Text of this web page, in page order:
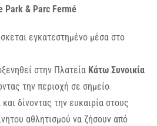
Park & Parc Fermé
εγκατεστημένο μέσα στο
στην Πλατεία Κάτω Συνοικία
την περιοχή σε σημείο
δίνοντας την ευκαιρία στους
αθλητισμού να ζήσουν από